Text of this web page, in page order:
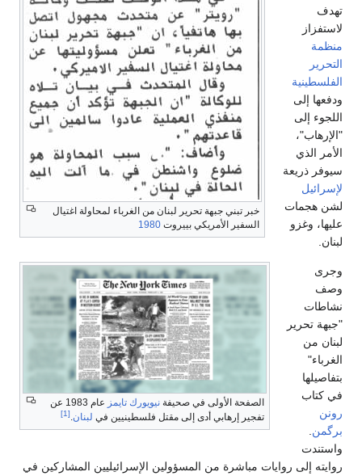
خبر تبني جبهة تحرير لبنان من الغرباء لمحاولة اغتيال
السفير الأمريكي بييروت 1980
تهدف
لاستفزاز
منظمة
التحرير
الفلسطينية
ودفعها إلى
اللجوء إلى
"الإرهاب"،
الأمر الذي
سيوفر ذريعة
لإسرائيل
لشن هجمات
عليها، وغزو ​​
لبنان.
الصفحة الأولى في صحيفة نيويورك تايمز
عام 1983 عن
تفجير إرهابي أدى إلى مقتل فلسطينيين في لبنان.
[1]
وجرى
وصف
نشاطات
"جبهة تحرير
لبنان من
الغرباء"
بتفاصيلها
في كتاب
رونن
برگمن
واستندت
روايته إلى روايات مباشرة من المسؤولين الإسرائيليين المشاركين في